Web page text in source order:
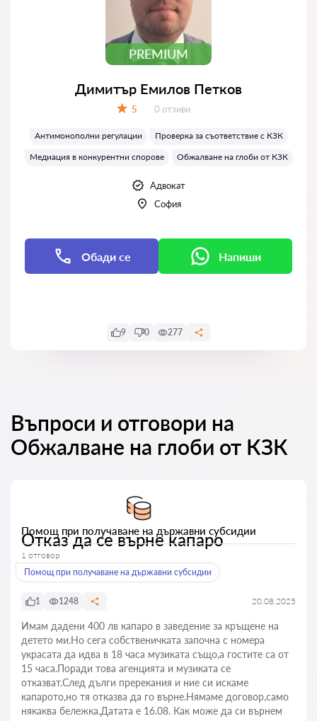
PREMIUM
Димитър Емилов Петков
5 Отзиви:
0 отзиви
Антимонополни регулации
Проверка за съответствие с КЗК
Медиация в конкурентни спорове
Обжалване на глоби от КЗК
Адвокат
София
Обади се Напиши
9 0 277
Въпроси и отговори на
Обжалване на глоби от КЗК
Помощ при получаване на държавни субсидии
Отказ да се върне капаро
1 отговор
Помощ при получаване на държавни субсидии
1 1248 20.08.2025
Имам дадени 400 лв капаро в заведение за кръщене на
детето ми.Но сега собственичката започна с номера
украсата да идва в 18 часа музиката също,а гостите са от
15 часа.Поради това агенцията и музиката се
отказват.След дълги пререкания и ние си искаме
капарото,но тя отказва да го върне.Нямаме договор,само
някаква бележка.Датата е 16.08. Как може да си върнем